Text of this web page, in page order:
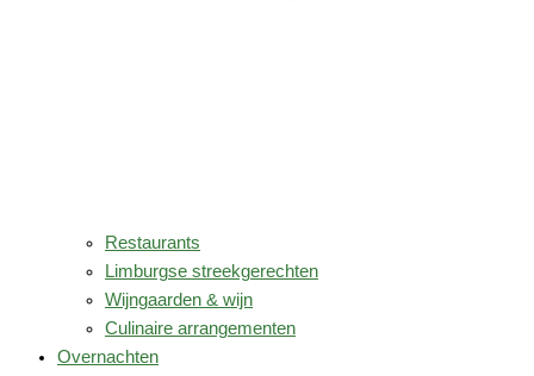
Restaurants
Limburgse streekgerechten
Wijngaarden & wijn
Culinaire arrangementen
Overnachten